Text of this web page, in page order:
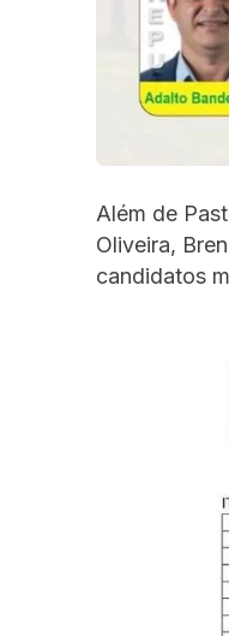
Além de
Oliveira,
candidatos